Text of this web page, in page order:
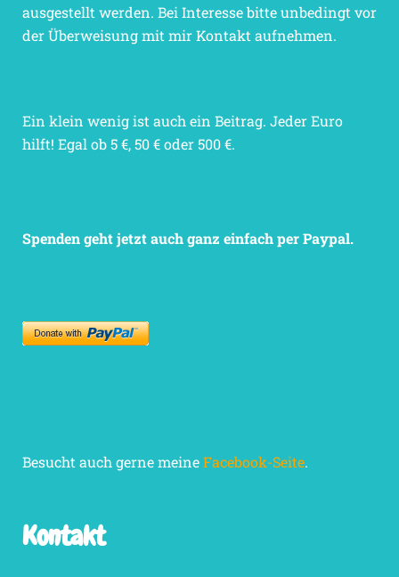
ausgestellt werden. Bei Interesse bitte unbedingt vor
der Überweisung mit mir Kontakt aufnehmen.
Ein klein wenig ist auch ein Beitrag. Jeder Euro
hilft! Egal ob 5 €, 50 € oder 500 €.
Spenden geht jetzt auch ganz einfach per Paypal.
Besucht auch gerne meineFacebook-Seite.
Kontakt